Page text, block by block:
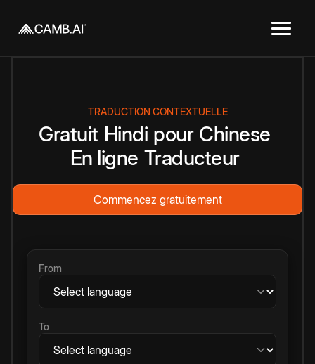
TRADUCTION CONTEXTUELLE
Gratuit Hindi pour Chinese
En ligne Traducteur
Commencez gratuitement
From
To